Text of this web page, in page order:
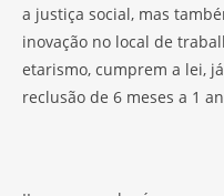
a justiça social, mas
inovação no local de
etarismo, cumprem a lei,
reclusão de 6 meses a 1